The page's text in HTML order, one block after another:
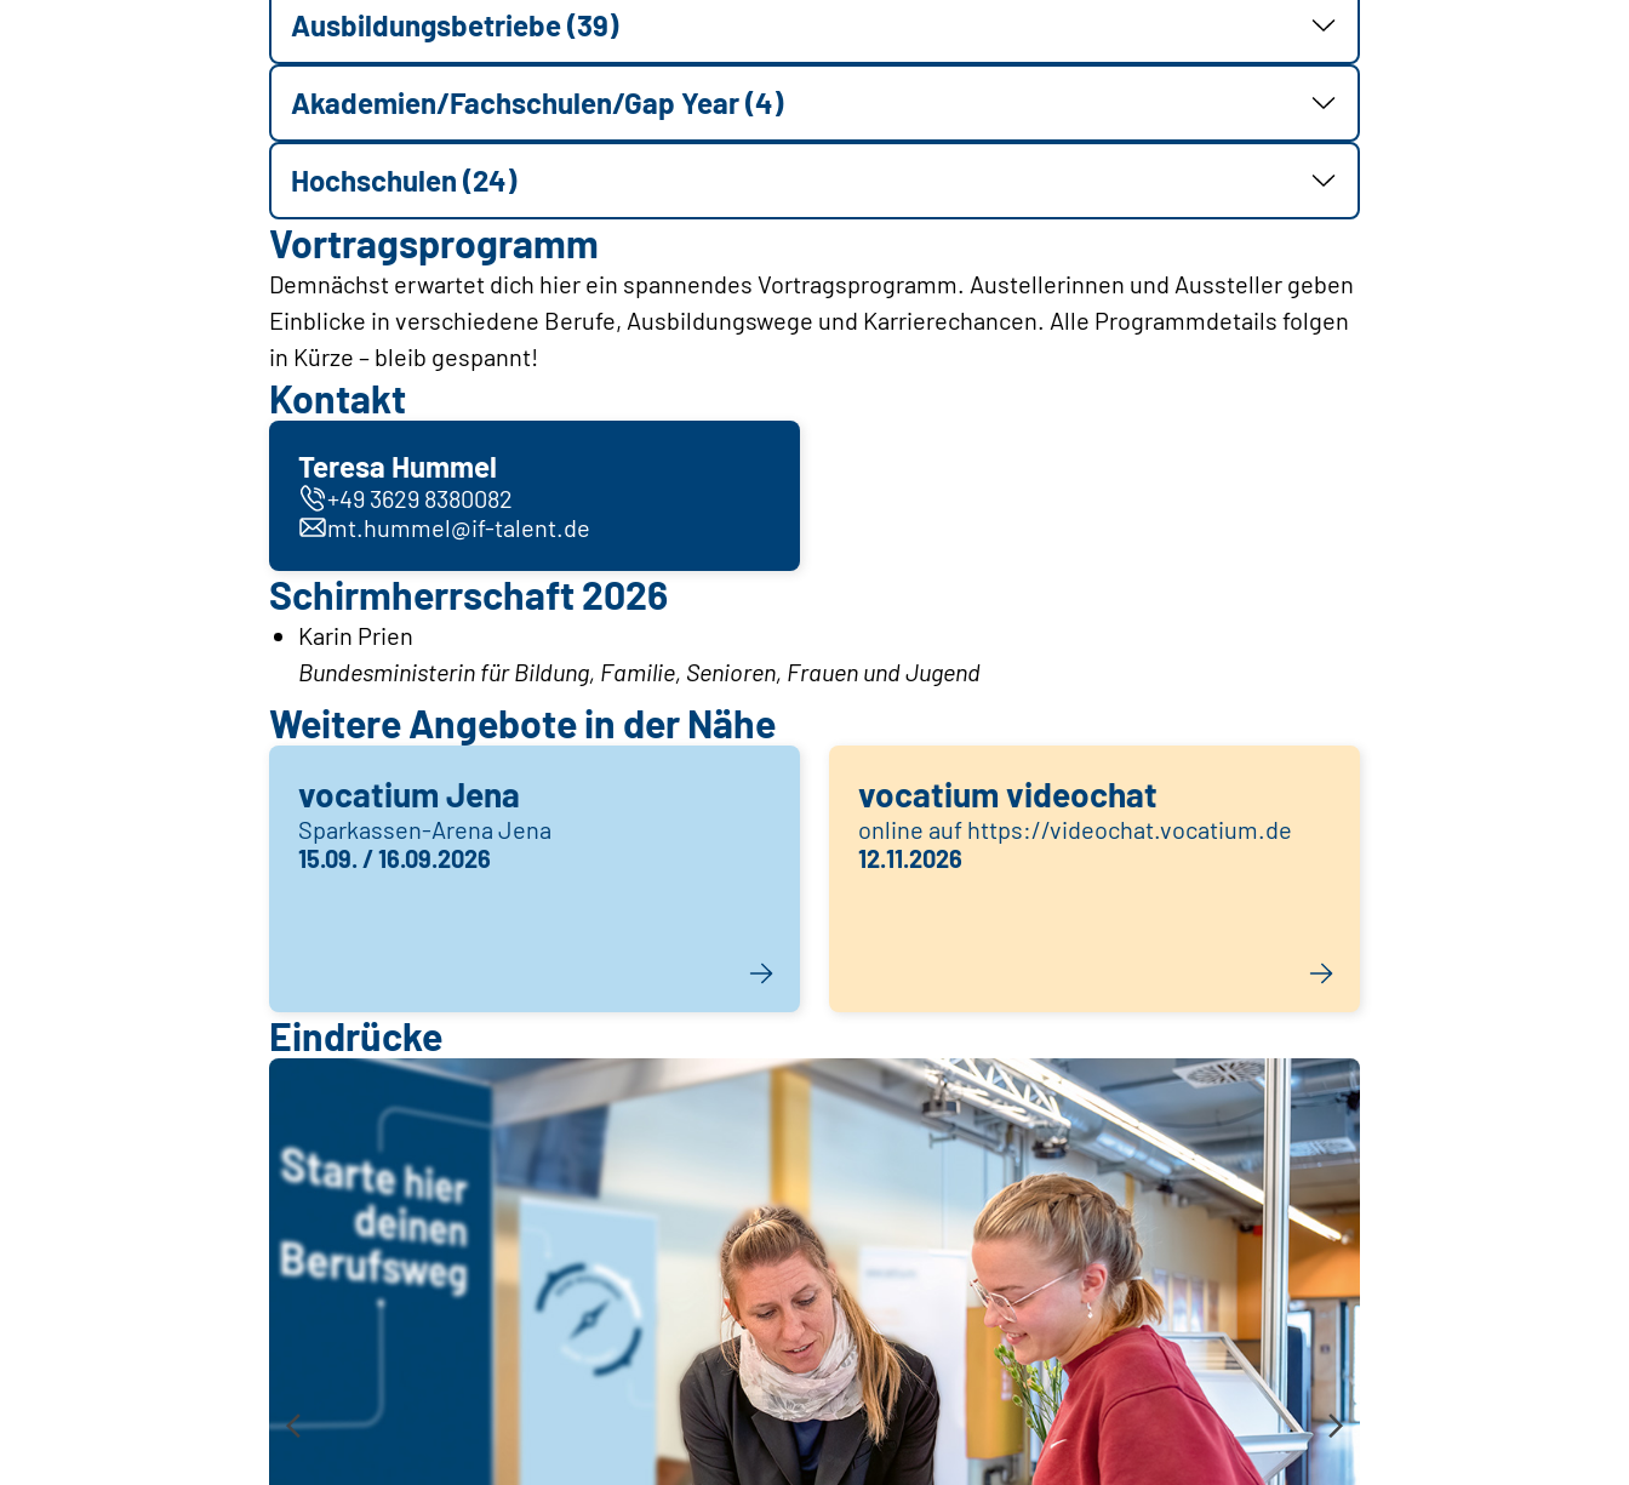
Ausbildungsbetriebe (39)
Akademien/Fachschulen/Gap Year (4)
Hochschulen (24)
Vortragsprogramm
Demnächst erwartet dich hier ein spannendes Vortragsprogramm. Austellerinnen und Aussteller geben
Einblicke in verschiedene Berufe, Ausbildungswege und Karrierechancen. Alle Programmdetails folgen
in Kürze – bleib gespannt!
Kontakt
Teresa Hummel
+49 3629 8380082
mt.hummel@if-talent.de
Schirmherrschaft 2026
Karin Prien
Bundesministerin für Bildung, Familie, Senioren, Frauen und Jugend
Weitere Angebote in der Nähe
vocatium Jena
Sparkassen-Arena Jena
15.09. / 16.09.2026
vocatium videochat
online auf https://videochat.vocatium.de
12.11.2026
Eindrücke